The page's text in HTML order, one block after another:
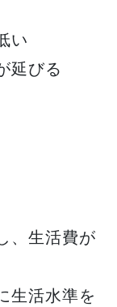
い
延びる
、生活費が
生活水準を